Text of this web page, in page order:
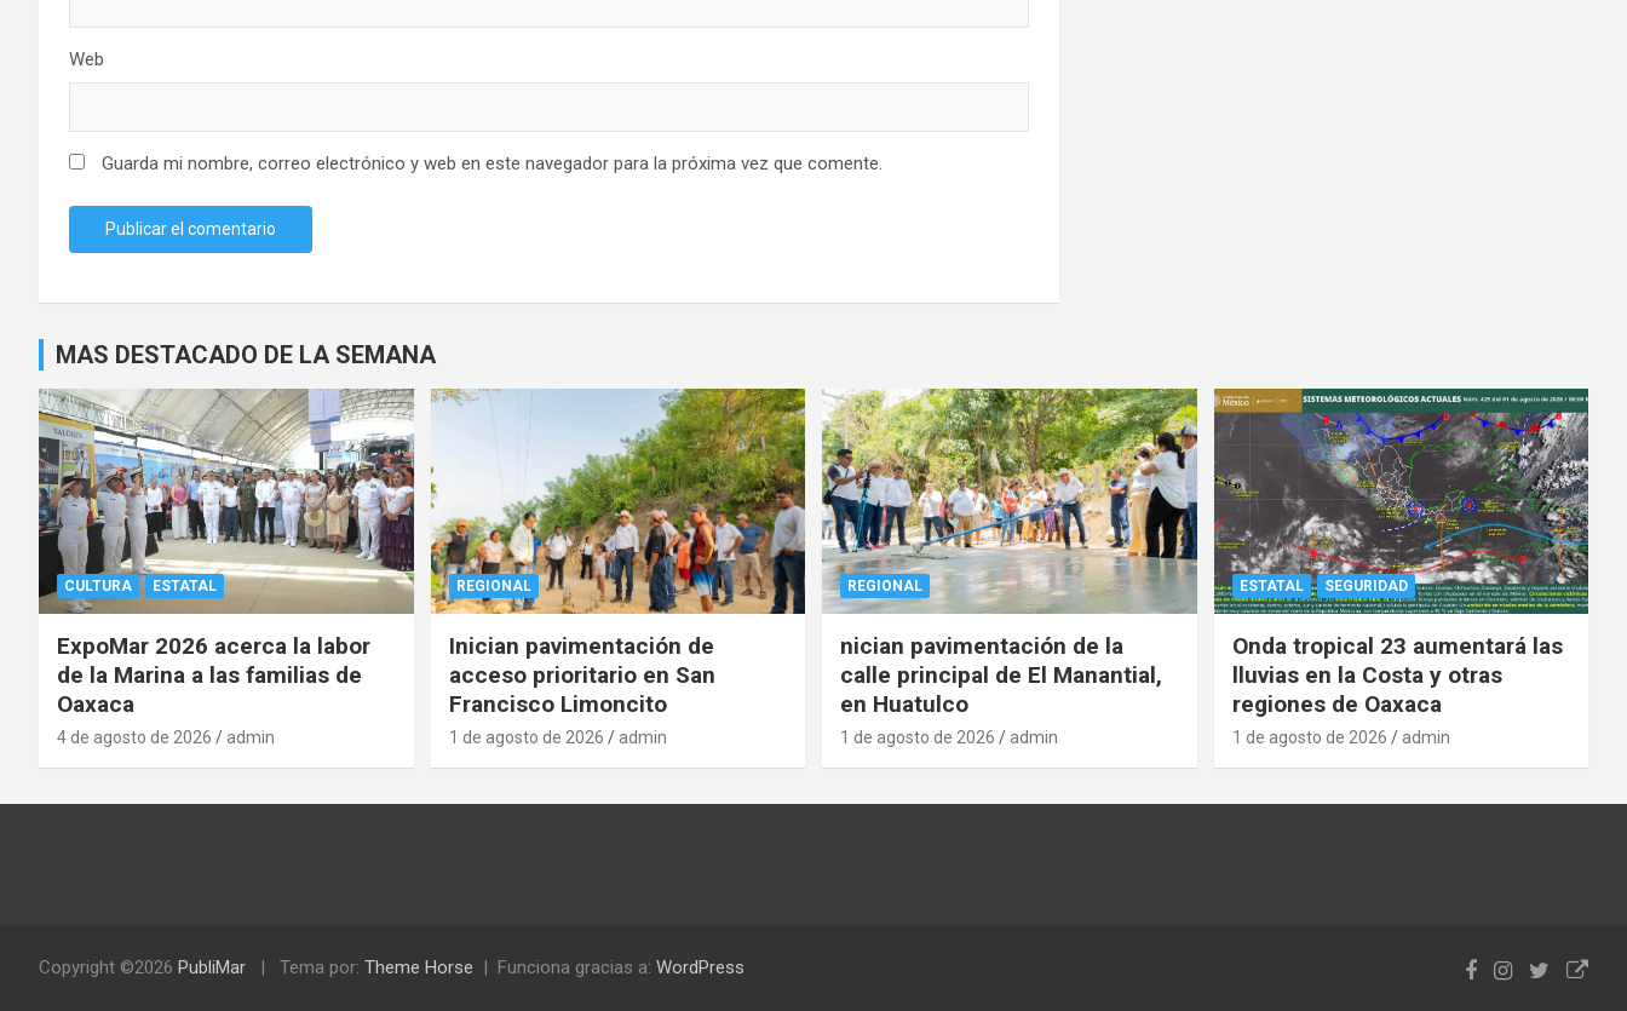
Web
Guarda mi nombre, correo electrónico y web en este navegador para la próxima vez que comente.
MAS DESTACADO DE LA SEMANA
CULTURA ESTATAL
ExpoMar 2026 acerca la labor
de la Marina a las familias de
Oaxaca
4 de agosto de 2026 admin
REGIONAL
Inician pavimentación de
acceso prioritario en San
Francisco Limoncito
1 de agosto de 2026 admin
REGIONAL
nician pavimentación de la
calle principal de El Manantial,
en Huatulco
1 de agosto de 2026 admin
ESTATAL SEGURIDAD
Onda tropical 23 aumentará las
lluvias en la Costa y otras
regiones de Oaxaca
1 de agosto de 2026 admin
Copyright ©2026 PubliMar Tema por: Theme Horse Funciona gracias a: WordPress